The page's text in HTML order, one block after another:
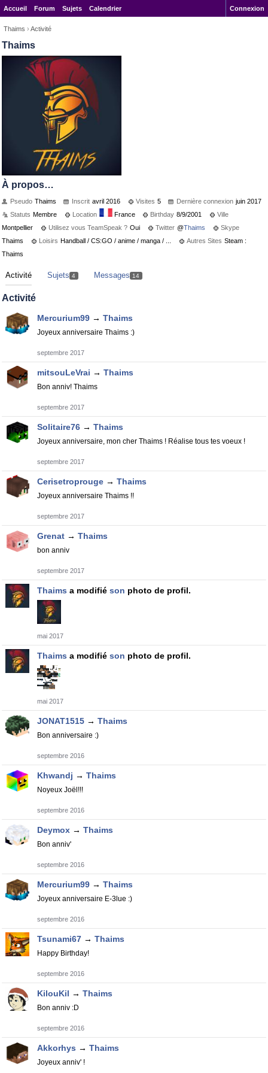
Accueil Forum Sujets Calendrier Connexion
Thaims › Activité
Thaims
À propos…
Pseudo Thaims Inscrit avril 2016 Visites 5 Dernière connexion juin 2017
Statuts Membre Location France Birthday 8/9/2001
Ville
Montpellier
Utilisez vous TeamSpeak ? Oui Twitter @Thaims
Skype
Thaims
Loisirs Handball / CS:GO / anime / manga / ... Autres Sites Steam :
Thaims
Activité Sujets 4 Messages 14
Activité
Mercurium99 → Thaims
Joyeux anniversaire Thaims :)
septembre 2017
mitsouLeVrai → Thaims
Bon anniv! Thaims
septembre 2017
Solitaire76 → Thaims
Joyeux anniversaire, mon cher Thaims ! Réalise tous tes voeux !
septembre 2017
Cerisetroprouge → Thaims
Joyeux anniversaire Thaims !!
septembre 2017
Grenat → Thaims
bon anniv
septembre 2017
Thaims a modifié son photo de profil.
mai 2017
Thaims a modifié son photo de profil.
mai 2017
JONAT1515 → Thaims
Bon anniversaire :)
septembre 2016
Khwandj → Thaims
Noyeux Joël!!!
septembre 2016
Deymox → Thaims
Bon anniv'
septembre 2016
Mercurium99 → Thaims
Joyeux anniversaire E-3lue :)
septembre 2016
Tsunami67 → Thaims
Happy Birthday!
septembre 2016
KilouKil → Thaims
Bon anniv :D
septembre 2016
Akkorhys → Thaims
Joyeux anniv' !